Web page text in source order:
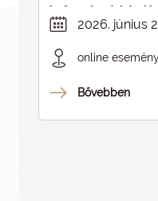
infrastruktúrák
ELMARAD
2026. június
online
Bővebben